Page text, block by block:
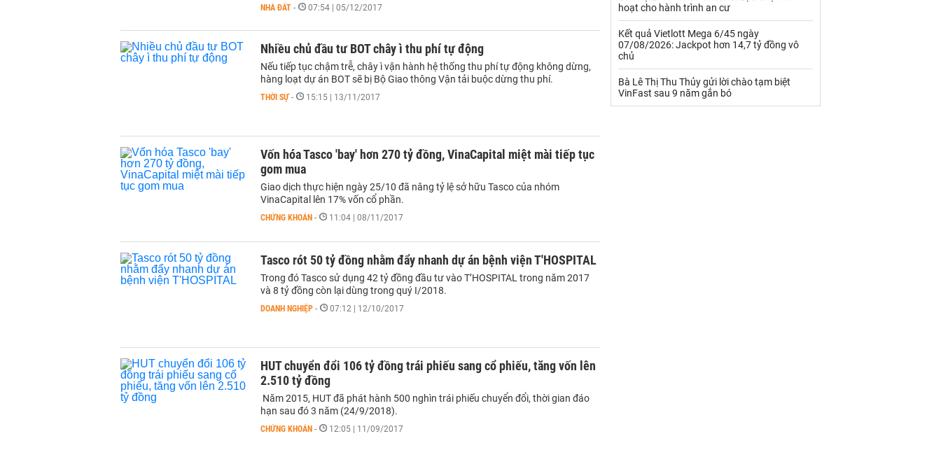
NHÀ ĐẤT - 07:54 | 05/12/2017
Nhiều chủ đầu tư BOT chây ì thu phí tự động
Nếu tiếp tục chậm trễ, chây ì vận hành hệ thống thu phí tự động không dừng,
hàng loạt dự án BOT sẽ bị Bộ Giao thông Vận tải buộc dừng thu phí.
THỜI SỰ - 15:15 | 13/11/2017
Vốn hóa Tasco 'bay' hơn 270 tỷ đồng, VinaCapital miệt mài tiếp tục
gom mua
Giao dịch thực hiện ngày 25/10 đã nâng tỷ lệ sở hữu Tasco của nhóm
VinaCapital lên 17% vốn cổ phần.
CHỨNG KHOÁN - 11:04 | 08/11/2017
Tasco rót 50 tỷ đồng nhằm đẩy nhanh dự án bệnh viện T'HOSPITAL
Trong đó Tasco sử dụng 42 tỷ đồng đầu tư vào T’HOSPITAL trong năm 2017
và 8 tỷ đồng còn lại dùng trong quý I/2018.
DOANH NGHIỆP - 07:12 | 12/10/2017
HUT chuyển đổi 106 tỷ đồng trái phiếu sang cổ phiếu, tăng vốn lên
2.510 tỷ đồng
Năm 2015, HUT đã phát hành 500 nghìn trái phiếu chuyển đổi, thời gian đáo
hạn sau đó 3 năm (24/9/2018).
CHỨNG KHOÁN - 12:05 | 11/09/2017
VLXD khác Xăng dầu
hoạt cho hành trình an cư
Kết quả Vietlott Mega 6/45 ngày
07/08/2026: Jackpot hơn 14,7 tỷ đồng vô
chủ
Bà Lê Thị Thu Thủy gửi lời chào tạm biệt
VinFast sau 9 năm gắn bó